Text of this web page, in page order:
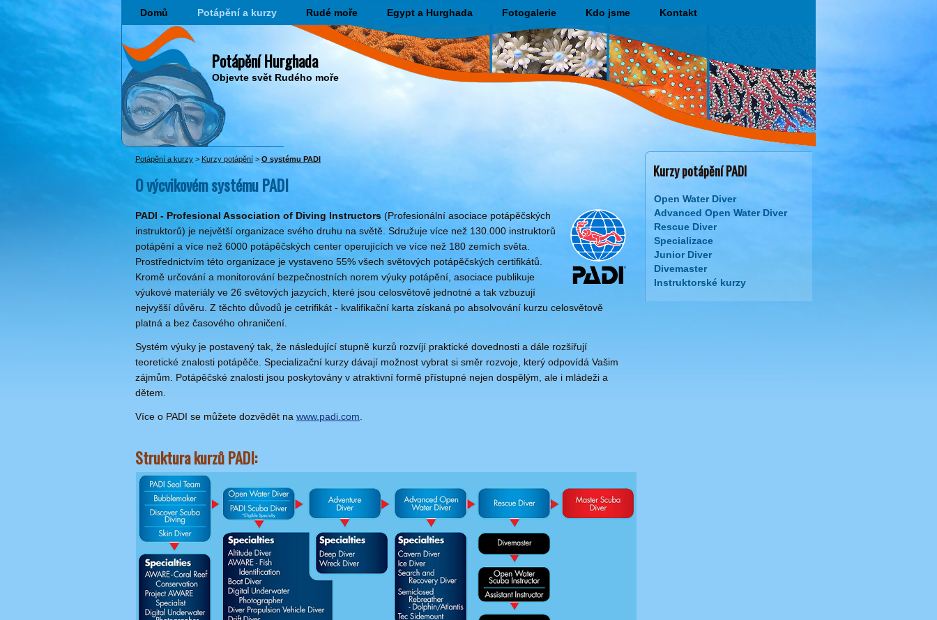
Domů Potápění a kurzy Rudé moře Egypt a Hurghada Fotogalerie Kdo jsme Kontakt
Potápění Hurghada
Objevte svět Rudého moře
Potápění a kurzy > Kurzy potápění > O systému PADI
O výcvikovém systému PADI
PADI - Profesional Association of Diving Instructors (Profesionální asociace potápěčských
instruktorů) je největší organizace svého druhu na světě. Sdružuje více než 130.000 instruktorů
potápění a více než 6000 potápěčských center operujících ve více než 180 zemích světa.
Prostřednictvím této organizace je vystaveno 55% všech světových potápěčských certifikátů.
Kromě určování a monitorování bezpečnostních norem výuky potápění, asociace publikuje
výukové materiály ve 26 světových jazycích, které jsou celosvětově jednotné a tak vzbuzují
nejvyšší důvěru. Z těchto důvodů je cetrifikát - kvalifikační karta získaná po absolvování kurzu celosvětově
platná a bez časového ohraničení.
Systém výuky je postavený tak, že následující stupně kurzů rozvíjí praktické dovednosti a dále rozšiřují
teoretické znalosti potápěče. Specializační kurzy dávají možnost vybrat si směr rozvoje, který odpovídá Vašim
zájmům. Potápěčské znalosti jsou poskytovány v atraktivní formě přístupné nejen dospělým, ale i mládeži a
dětem.
Více o PADI se můžete dozvědět na www.padi.com
Struktura kurzů PADI:
Kurzy potápění PADI
Open Water Diver
Advanced Open Water Diver
Rescue Diver
Specializace
Junior Diver
Divemaster
Instruktorské kurzy